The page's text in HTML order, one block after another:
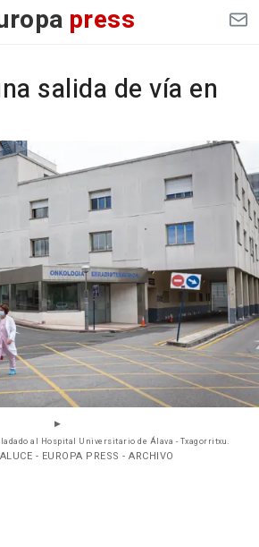
press
salida de vía en
al Hospital Universitario de Álava - Txagorritxu.
- EUROPA PRESS - ARCHIVO